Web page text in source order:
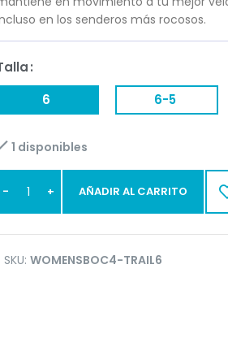
en los senderos más rocosos.
6
6-5
1 disponibles
AÑADIR AL CARRITO
SKU: WOMENSBOC4-TRAIL6